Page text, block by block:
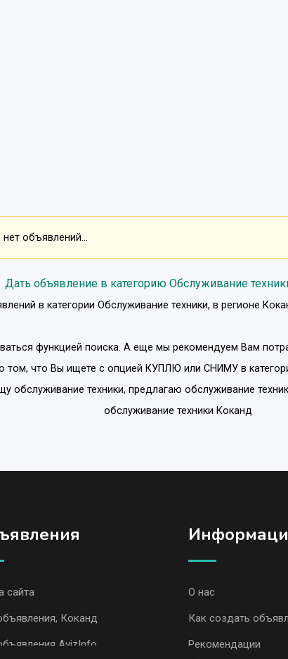
объявлений...
Дать объявление в категорию Обслуживание
в категории Обслуживание техники, в регионе
функцией поиска. А еще мы рекомендуем Вам
том, что Вы ищете с опцией КУПЛЮ или СНИМУ в
обслуживание техники, предлагаю обслуживание
обслуживание техники Коканд
сайта
Коканд
AvizInfo
О нас
Как создать
Рекомендации